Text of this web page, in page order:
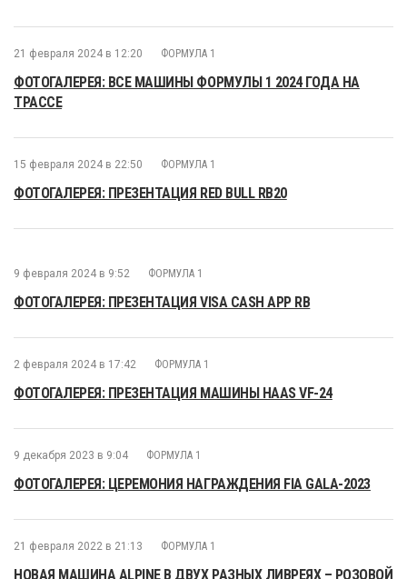
21 февраля 2024 в 12:20 ФОРМУЛА 1
ФОТОГАЛЕРЕЯ: ВСЕ МАШИНЫ ФОРМУЛЫ 1 2024 ГОДА НА
ТРАССЕ
15 февраля 2024 в 22:50 ФОРМУЛА 1
ФОТОГАЛЕРЕЯ: ПРЕЗЕНТАЦИЯ RED BULL RB20
9 февраля 2024 в 9:52 ФОРМУЛА 1
ФОТОГАЛЕРЕЯ: ПРЕЗЕНТАЦИЯ VISA CASH APP RB
2 февраля 2024 в 17:42 ФОРМУЛА 1
ФОТОГАЛЕРЕЯ: ПРЕЗЕНТАЦИЯ МАШИНЫ HAAS VF-24
9 декабря 2023 в 9:04 ФОРМУЛА 1
ФОТОГАЛЕРЕЯ: ЦЕРЕМОНИЯ НАГРАЖДЕНИЯ FIA GALA-2023
21 февраля 2022 в 21:13 ФОРМУЛА 1
НОВАЯ МАШИНА ALPINE В ДВУХ РАЗНЫХ ЛИВРЕЯХ – РОЗОВОЙ